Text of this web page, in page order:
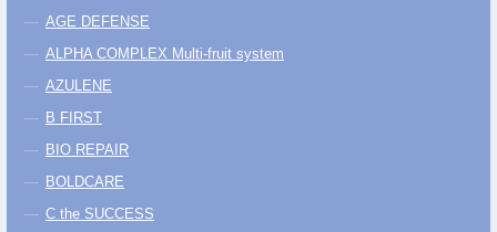
AGE DEFENSE
ALPHA COMPLEX Multi-fruit system
AZULENE
B FIRST
BIO REPAIR
BOLDCARE
C the SUCCESS